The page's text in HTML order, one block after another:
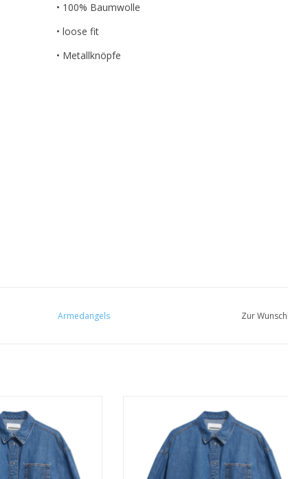
• 100% Baumwolle
• loose fit
• Metallknöpfe
Armedangels Zur
loose fit • loose fit
• Metallknöpfe